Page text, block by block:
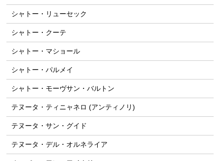
シャトー・リューセック
シャトー・クーテ
シャトー・マショール
シャトー・パルメイ
シャトー・モーヴサン・バルトン
テヌータ・ティニャネロ (アンティノリ)
テヌータ・サン・グイド
テヌータ・デル・オルネライア